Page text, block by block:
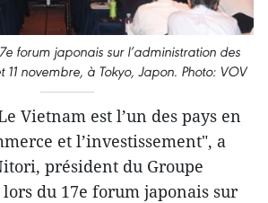
forum japonais sur l’administration des
11 novembre, à Tokyo, Japon. Photo: VOV
Vietnam est l’un des pays en
et l’investissement", a
président du Groupe
du 17e forum japonais sur